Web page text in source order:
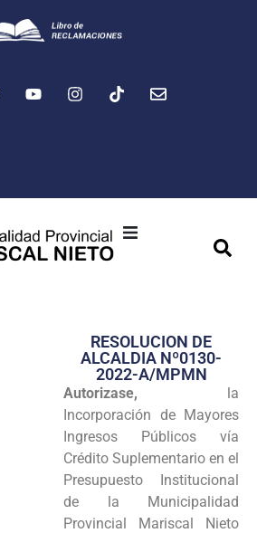
Transparencia
Seguridad
Programas
Intranet
RESOLUCION DE
ALCALDIA Nº0130-
2022-A/MPMN
Autorizase, la
Incorporación de Mayores
Ingresos Públicos vía
Crédito Suplementario en el
Presupuesto Institucional
de la Municipalidad
Provincial Mariscal Nieto